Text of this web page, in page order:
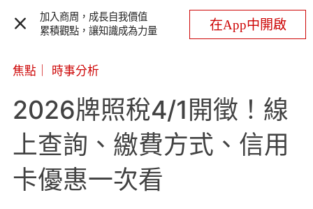
加入商周，成長自我價值
累積觀點，讓知識成為力量
在App中開啟
焦點 時事分析
2026牌照稅4/1開徵！線
上查詢、繳費方式、信用
卡優惠一次看